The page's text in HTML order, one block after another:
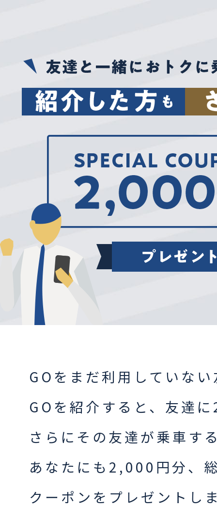
GOをまだ利用していな
GOを紹介すると、友達
さらにその友達が乗車す
あなたにも2,000円分、
クーポンをプレゼントし